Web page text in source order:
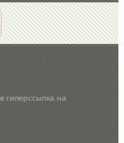
гиперссылка на